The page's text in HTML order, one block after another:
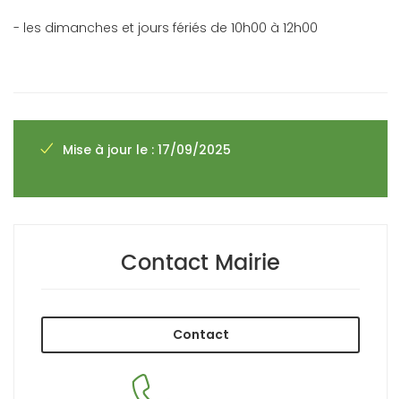
- les dimanches et jours fériés de 10h00 à 12h00
Mise à jour le : 17/09/2025
Contact Mairie
Contact